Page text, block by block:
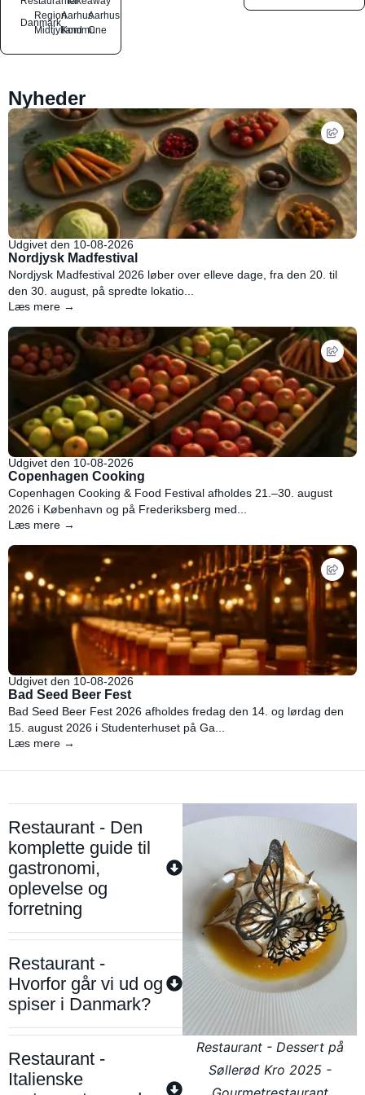
Danmark
Region
Midtjylland
Aarhus
Kommune
Aarhus
C
Nyheder
Udgivet den 10-08-2026
Nordjysk Madfestival
Nordjysk Madfestival 2026 løber over elleve dage, fra den 20. til
den 30. august, på spredte lokatio...
Læs mere →
Udgivet den 10-08-2026
Copenhagen Cooking
Copenhagen Cooking & Food Festival afholdes 21.–30. august
2026 i København og på Frederiksberg med...
Læs mere →
Udgivet den 10-08-2026
Bad Seed Beer Fest
Bad Seed Beer Fest 2026 afholdes fredag den 14. og lørdag den
15. august 2026 i Studenterhuset på Ga...
Læs mere →
Restaurant - Den
komplette guide til
gastronomi,
oplevelse og
forretning
Restaurant -
Hvorfor går vi ud og
spiser i Danmark?
Restaurant -
Italienske
Restaurant - Dessert på
Søllerød Kro 2025 -